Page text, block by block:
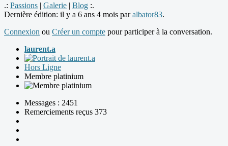
.: Passions | Galerie | Blog :.
Dernière édition: il y a 6 ans 4 mois paralbator83.
Connexion ou Créer un compte pour participer à la conversation.
laurent.a
Hors Ligne
Membre platinium
Messages : 2451
Remerciements reçus 373